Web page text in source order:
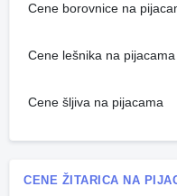
Cene borovnice na
Cene lešnika na pijacama
Cene šljiva na pijacama
CENE ŽITARICA NA